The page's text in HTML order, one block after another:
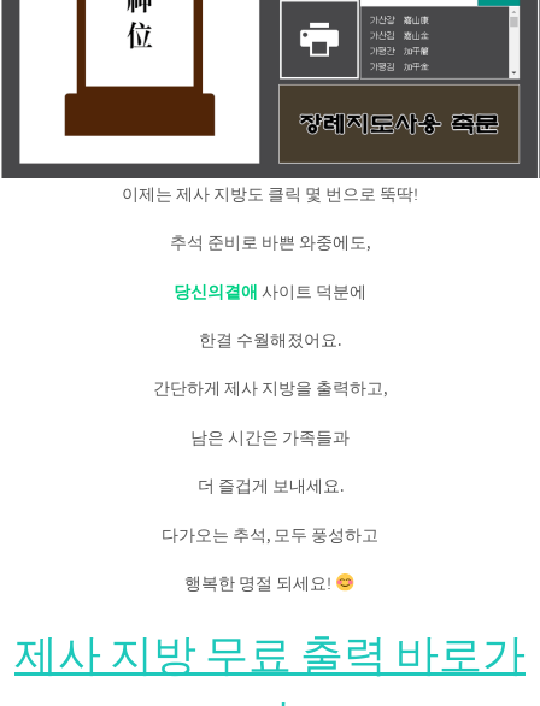
이제는 제사 지방도 클릭 몇 번으로 뚝딱!
추석 준비로 바쁜 와중에도,
당신의곁애 사이트 덕분에
한결 수월해졌어요.
간단하게 제사 지방을 출력하고,
남은 시간은 가족들과
더 즐겁게 보내세요.
다가오는 추석, 모두 풍성하고
행복한 명절 되세요!
제사 지방 무료 출력 바로가